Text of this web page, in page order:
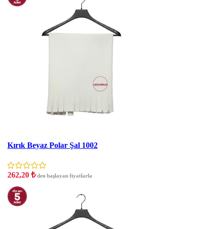
Kırık Beyaz Polar Şal 1002
262,20 ₺'den başlayan fiyatlarla